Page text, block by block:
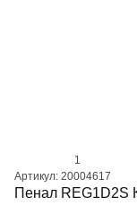
1
Артикул: 20004617
Пенал REG1D2S